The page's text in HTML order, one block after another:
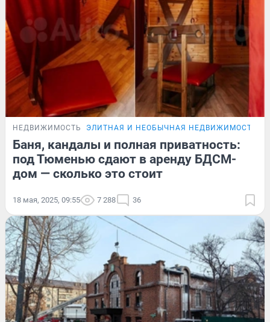
НЕДВИЖИМОСТЬ ЭЛИТНАЯ И НЕОБЫЧНАЯ НЕДВИЖИМОСТЬ
Баня, кандалы и полная приватность:
под Тюменью сдают в аренду БДСМ-
дом — сколько это стоит
18 мая, 2025, 09:55 7 288 36